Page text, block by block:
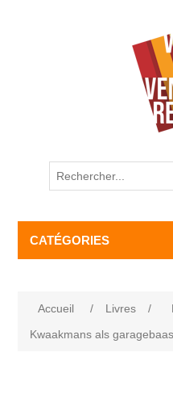
CATÉGORIES
Accueil / Livres /
Kwaakmans als garagebaas